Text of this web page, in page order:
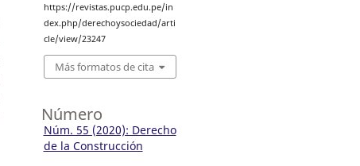
https://revistas.pucp.edu.pe/in
dex.php/derechoysociedad/arti
cle/view/23247
Más formatos de cita
Número
Núm. 55 (2020): Derecho
de la Construcción